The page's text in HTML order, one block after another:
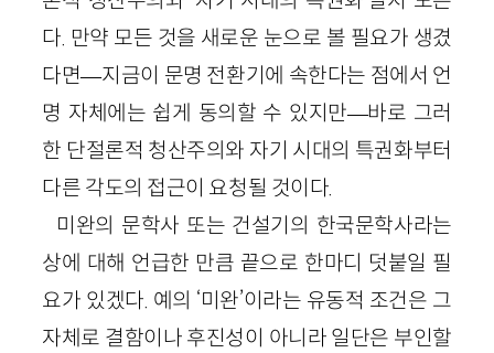
다. 만약 모든 것을 새로운 눈으로 볼 필요가 생겼
다면—지금이 문명 전환기에 속한다는 점에서 언
명 자체에는 쉽게 동의할 수 있지만—바로 그러
한 단절론적 청산주의와 자기 시대의 특권화부터
다른 각도의 접근이 요청될 것이다.
미완의 문학사 또는 건설기의 한국문학사라는
상에 대해 언급한 만큼 끝으로 한마디 덧붙일 필
요가 있겠다. 예의 ‘미완’이라는 유동적 조건은 그
자체로 결함이나 후진성이 아니라 일단은 부인할